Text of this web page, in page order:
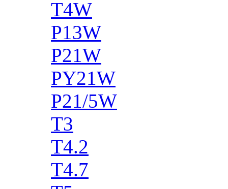
T4W
P13W
P21W
PY21W
P21/5W
T3
T4.2
T4.7